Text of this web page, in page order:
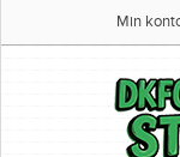
Min